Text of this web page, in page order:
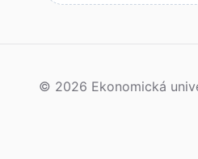
© 2026 Ekonomická